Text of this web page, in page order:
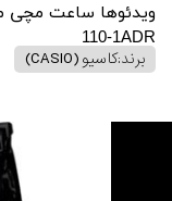
110-1ADR
برند:کاسیو (CASIO)